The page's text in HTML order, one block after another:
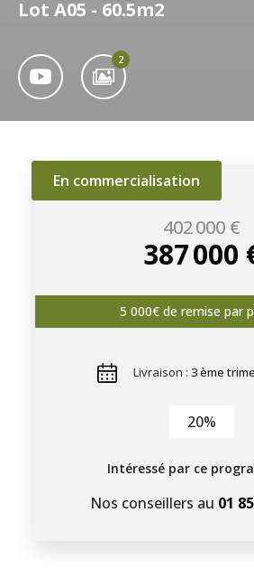
Lot A05 - 60.5m2
2
En commercialisation
402 000 €
387 000
5 000€ de remise par
Livraison : 3 ème
20%
Intéressé par ce
Nos conseillers au 01